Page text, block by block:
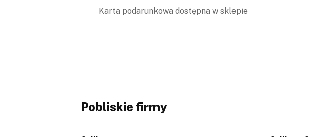
Karta podarunkowa dostępna w sklepie
Pobliskie firmy